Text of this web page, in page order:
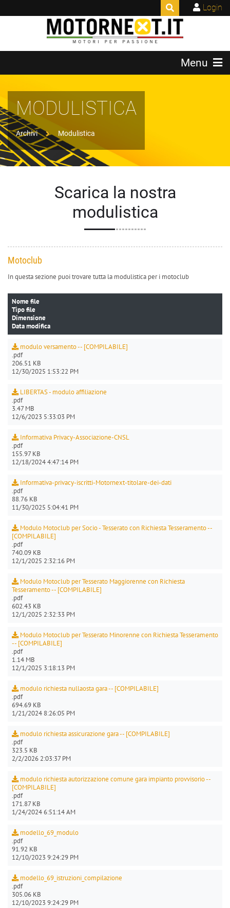
Login
Menu
MODULISTICA
Archivi Modulistica
Scarica la nostra
modulistica
Motoclub
In questa sezione puoi trovare tutta la modulistica per i motoclub
Nome file
Tipo file
Dimensione
Data modifica
modulo versamento -- [COMPILABILE]
.pdf
206.51 KB
12/30/2025 1:53:22 PM
LIBERTAS - modulo affiliazione
.pdf
3.47 MB
12/6/2023 5:33:03 PM
Informativa Privacy-Associazione-CNSL
.pdf
155.97 KB
12/18/2024 4:47:14 PM
Informativa-privacy-iscritti-Motornext-titolare-dei-dati
.pdf
88.76 KB
11/30/2025 5:04:41 PM
Modulo Motoclub per Socio - Tesserato con Richiesta Tesseramento --
[COMPILABILE]
.pdf
740.09 KB
12/1/2025 2:32:16 PM
Modulo Motoclub per Tesserato Maggiorenne con Richiesta
Tesseramento -- [COMPILABILE]
.pdf
602.43 KB
12/1/2025 2:32:33 PM
Modulo Motoclub per Tesserato Minorenne con Richiesta Tesseramento
-- [COMPILABILE]
.pdf
1.14 MB
12/1/2025 3:18:13 PM
modulo richiesta nullaosta gara -- [COMPILABILE]
.pdf
694.69 KB
1/21/2024 8:26:05 PM
modulo richiesta assicurazione gara -- [COMPILABILE]
.pdf
323.5 KB
2/2/2026 2:03:37 PM
modulo richiesta autorizzazione comune gara impianto provvisorio --
[COMPILABILE]
.pdf
171.87 KB
1/24/2024 6:51:14 AM
modello_69_modulo
.pdf
91.92 KB
12/10/2023 9:24:29 PM
modello_69_istruzioni_compilazione
.pdf
305.06 KB
12/10/2023 9:24:29 PM